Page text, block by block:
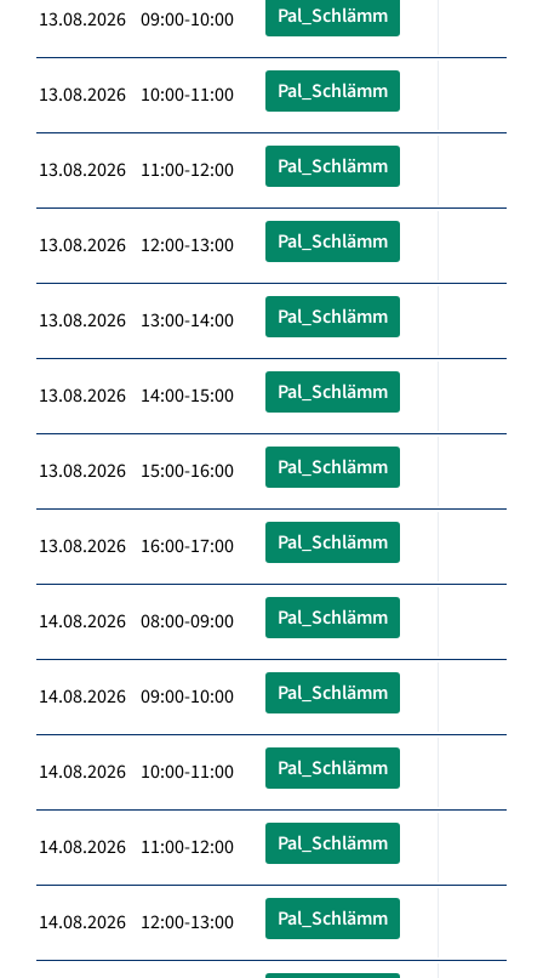
13.08.2026 09:00-10:00 Pal_Schlämm
13.08.2026 10:00-11:00 Pal_Schlämm
13.08.2026 11:00-12:00 Pal_Schlämm
13.08.2026 12:00-13:00 Pal_Schlämm
13.08.2026 13:00-14:00 Pal_Schlämm
13.08.2026 14:00-15:00 Pal_Schlämm
13.08.2026 15:00-16:00 Pal_Schlämm
13.08.2026 16:00-17:00 Pal_Schlämm
14.08.2026 08:00-09:00 Pal_Schlämm
14.08.2026 09:00-10:00 Pal_Schlämm
14.08.2026 10:00-11:00 Pal_Schlämm
14.08.2026 11:00-12:00 Pal_Schlämm
14.08.2026 12:00-13:00 Pal_Schlämm